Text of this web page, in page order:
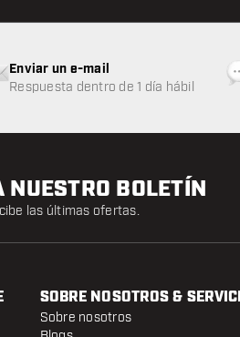
Enviar un e-mail
Respuesta dentro de 1 día hábil
NUESTRO BOLETÍN
las últimas ofertas.
SOBRE NOSOTROS &
Sobre nosotros